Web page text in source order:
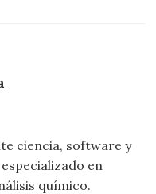
ciencia, software y
en
químico.